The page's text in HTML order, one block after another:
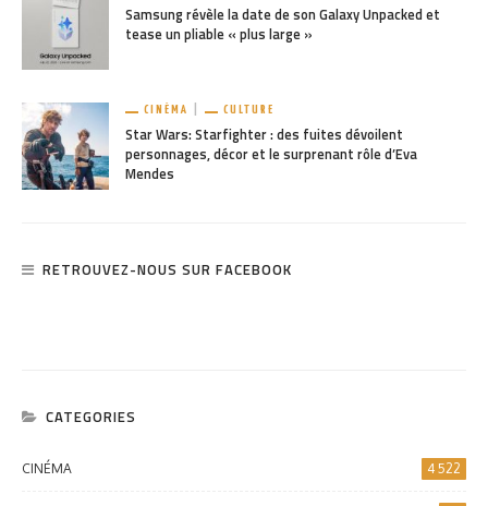
Samsung révèle la date de son Galaxy Unpacked et
tease un pliable « plus large »
CINÉMA CULTURE
Star Wars: Starfighter : des fuites dévoilent
personnages, décor et le surprenant rôle d’Eva
Mendes
RETROUVEZ-NOUS SUR FACEBOOK
CATEGORIES
CINÉMA 4 522